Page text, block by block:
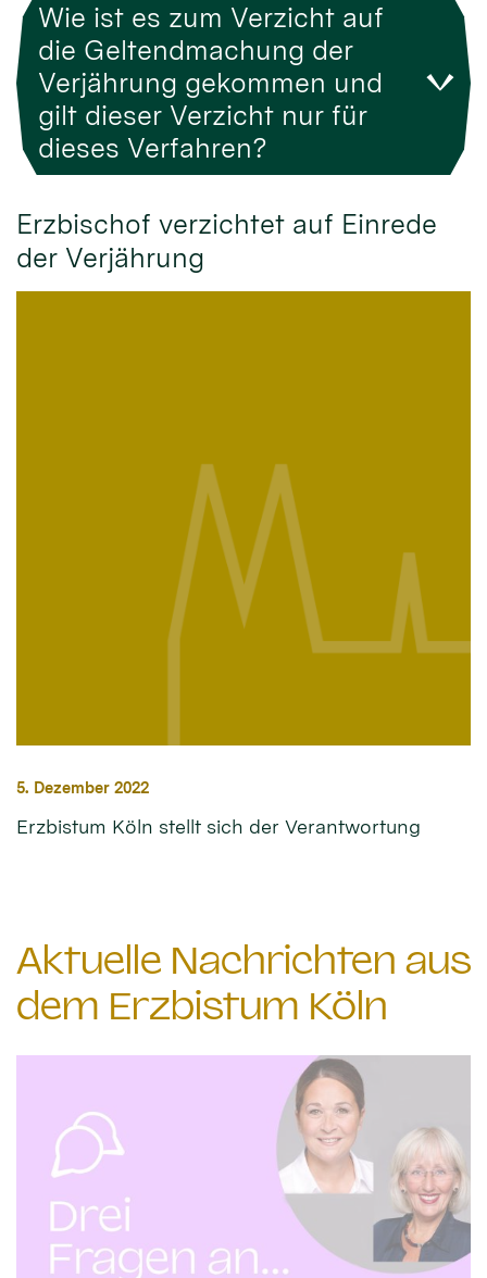
Wie ist es zum Verzicht auf
die Geltendmachung der
Verjährung gekommen und
gilt dieser Verzicht nur für
dieses Verfahren?
Erzbischof verzichtet auf Einrede
der Verjährung
5. Dezember 2022
Erzbistum Köln stellt sich der Verantwortung
Aktuelle Nachrichten aus
dem Erzbistum Köln